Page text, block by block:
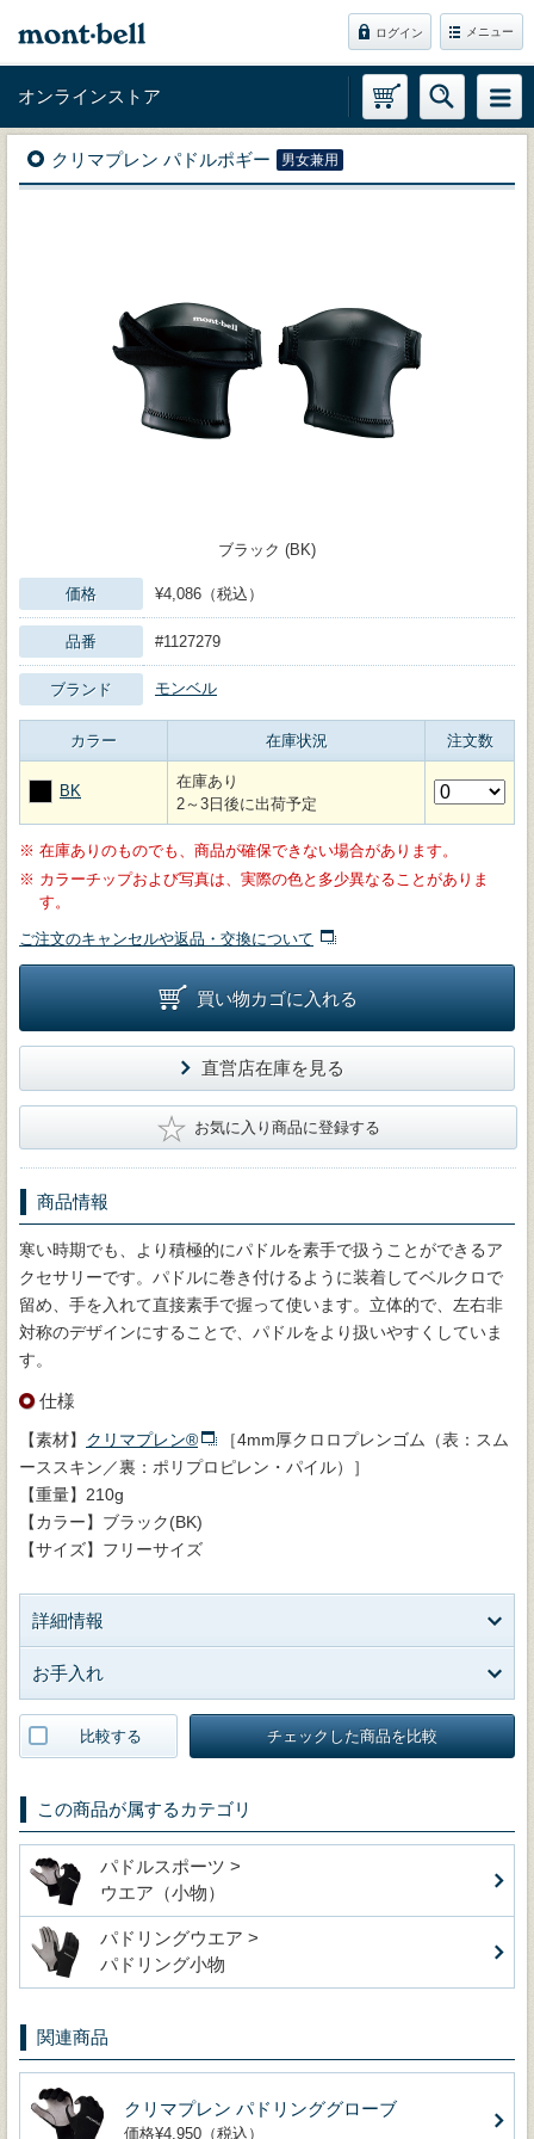
ログイン メニュー
オンラインストア
クリマプレン パドルポギー 男女兼用
ブラック (BK)
価格 ¥4,086（税込）
品番 #1127279
ブランド モンベル
カラー 在庫状況 注文数
BK
在庫あり
2～3日後に出荷予定
※ 在庫ありのものでも、商品が確保できない場合があります。
※ カラーチップおよび写真は、実際の色と多少異なることがありま
す。
ご注文のキャンセルや返品・交換について
買い物カゴに入れる
直営店在庫を見る
★ お気に入り商品に登録する
商品情報
寒い時期でも、より積極的にパドルを素手で扱うことができるア
クセサリーです。パドルに巻き付けるように装着してベルクロで
留め、手を入れて直接素手で握って使います。立体的で、左右非
対称のデザインにすることで、パドルをより扱いやすくしていま
す。
仕様
【素材】 クリマプレン®
［4mm厚クロロプレンゴム（表：スム
ーススキン／裏：ポリプロピレン・パイル）］
【重量】210g
【カラー】ブラック(BK)
【サイズ】フリーサイズ
詳細情報
お手入れ
比較する チェックした商品を比較
この商品が属するカテゴリ
パドルスポーツ >
ウエア（小物）
パドリングウエア >
パドリング小物
関連商品
クリマプレン パドリンググローブ
価格¥4,950（税込）